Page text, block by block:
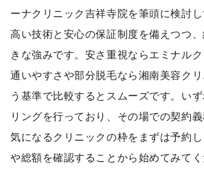
ーナクリニック吉祥寺院を筆頭に検討し
高い技術と安心の保証制度を備えつつ
きな強みです。安さ重視ならエミナルク
通いやすさや部分脱毛なら湘南美容ク
う基準で比較するとスムーズです。い
リングを行っており、その場での契約義
気になるクリニックの枠をまずは予約
や総額を確認することから始めてみてく